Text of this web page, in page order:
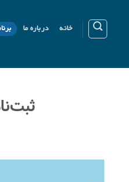
خانه درباره ما